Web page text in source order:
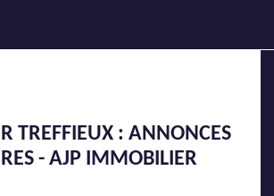
TREFFIEUX : ANNONCES
- AJP IMMOBILIER